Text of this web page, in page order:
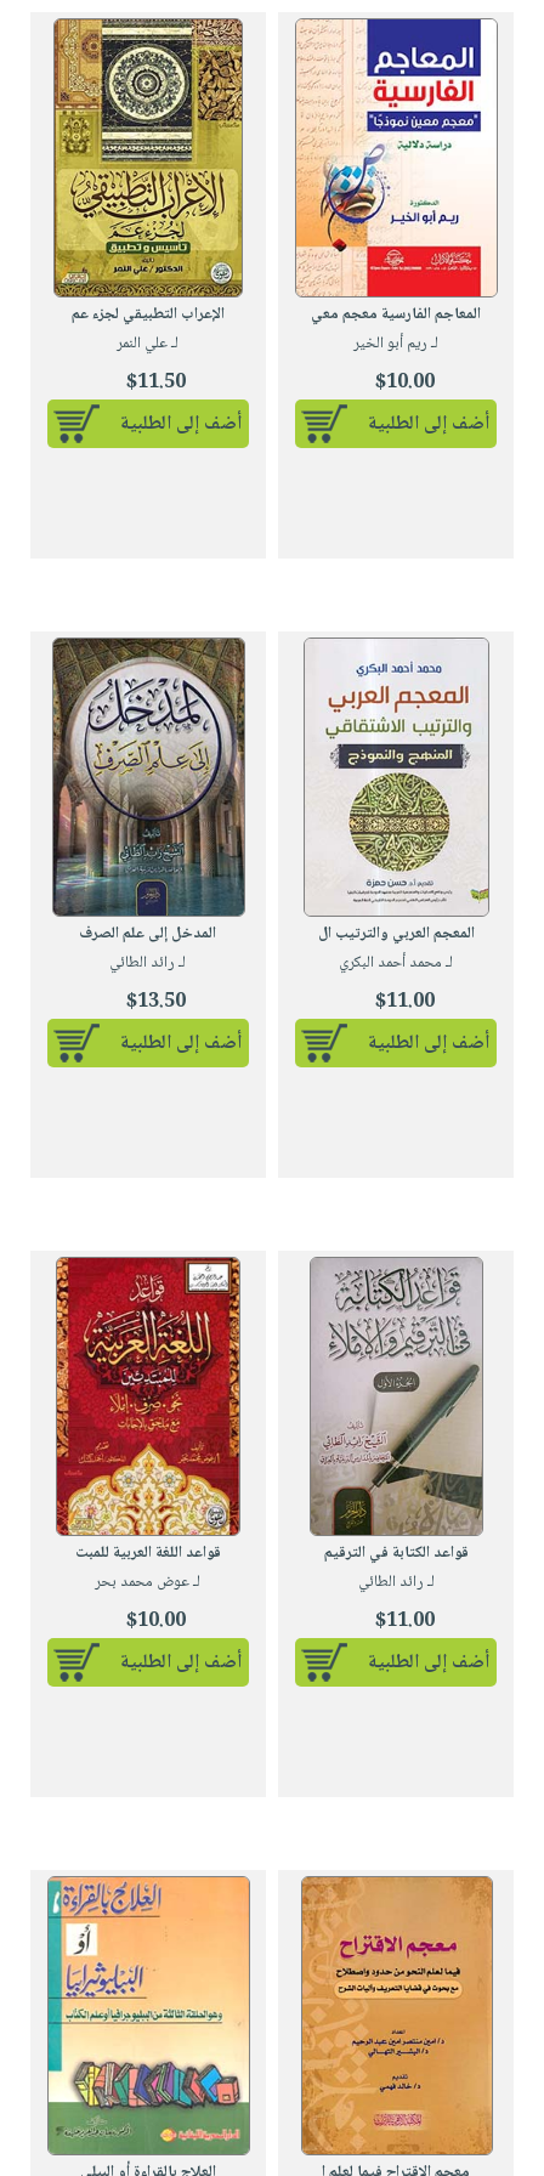
صابون
أطفال
مناسبات
فيديوهات
أسئلة
يتكرر
طرحها
خدمات
انشر
كتابك
التسوق
نشرة
الإصدارات
المعاجم الفارسية معجم معي
لـ ريم أبو الخير
$10.00
أضف إلى الطلبية
الإعراب التطبيقي لجزء عم
لـ علي النمر
$11.50
أضف إلى الطلبية
المعجم العربي والترتيب ال
لـ محمد أحمد البكري
$11.00
أضف إلى الطلبية
المدخل إلى علم الصرف
لـ رائد الطائي
$13.50
أضف إلى الطلبية
قواعد الكتابة في الترقيم
لـ رائد الطائي
$11.00
أضف إلى الطلبية
قواعد اللغة العربية للمبت
لـ عوض محمد بحر
$10.00
أضف إلى الطلبية